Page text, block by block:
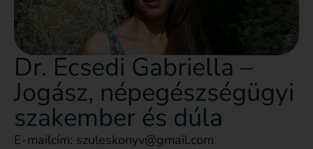
Dr. Ecsedi Gabriella –
Jogász, népegészségügyi
szakember és dúla
E-mailcím: szuleskonyv@gmail.com